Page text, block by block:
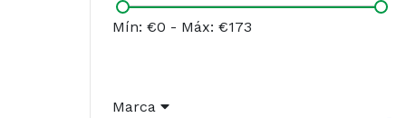
Mín: €0 - Máx: €173
Marca